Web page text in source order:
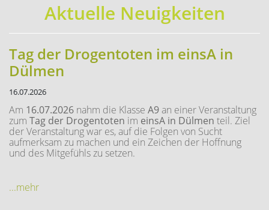
Aktuelle Neuigkeiten
Tag der Drogentoten im einsA in
Dülmen
16.07.2026
Am 16.07.2026 nahm die Klasse A9an einer Veranstaltung
zum Tag der Drogentoten im einsA in Dülmen teil. Ziel
der Veranstaltung war es, auf die Folgen von Sucht
aufmerksam zu machen und ein Zeichen der Hoffnung
und des Mitgefühls zu setzen.
...mehr